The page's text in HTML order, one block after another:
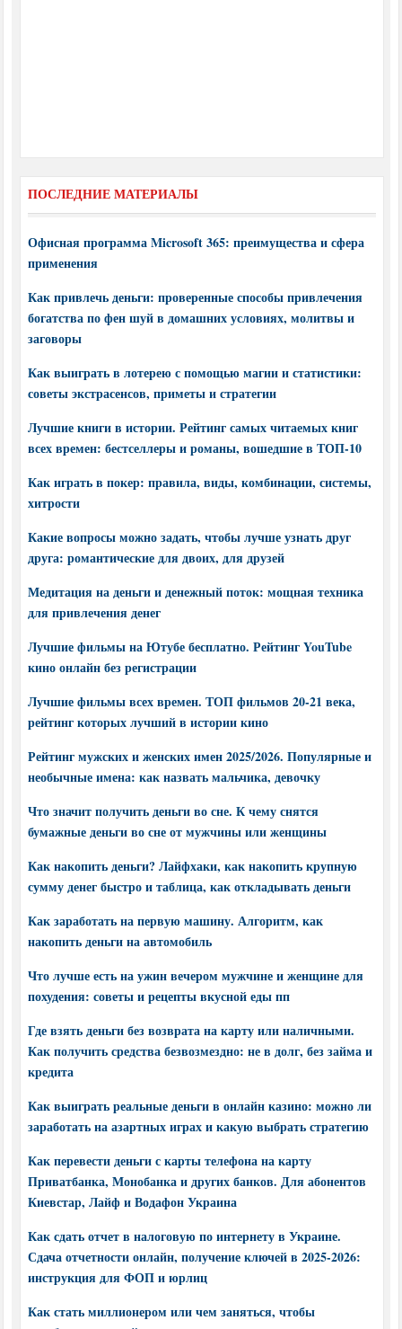
ПОСЛЕДНИЕ МАТЕРИАЛЫ
Офисная программа Microsoft 365: преимущества и сфера
применения
Как привлечь деньги: проверенные способы привлечения
богатства по фен шуй в домашних условиях, молитвы и
заговоры
Как выиграть в лотерею с помощью магии и статистики:
советы экстрасенсов, приметы и стратегии
Лучшие книги в истории. Рейтинг самых читаемых книг
всех времен: бестселлеры и романы, вошедшие в ТОП-10
Как играть в покер: правила, виды, комбинации, системы,
хитрости
Какие вопросы можно задать, чтобы лучше узнать друг
друга: романтические для двоих, для друзей
Медитация на деньги и денежный поток: мощная техника
для привлечения денег
Лучшие фильмы на Ютубе бесплатно. Рейтинг YouTube
кино онлайн без регистрации
Лучшие фильмы всех времен. ТОП фильмов 20-21 века,
рейтинг которых лучший в истории кино
Рейтинг мужских и женских имен 2025/2026. Популярные и
необычные имена: как назвать мальчика, девочку
Что значит получить деньги во сне. К чему снятся
бумажные деньги во сне от мужчины или женщины
Как накопить деньги? Лайфхаки, как накопить крупную
сумму денег быстро и таблица, как откладывать деньги
Как заработать на первую машину. Алгоритм, как
накопить деньги на автомобиль
Что лучше есть на ужин вечером мужчине и женщине для
похудения: советы и рецепты вкусной еды пп
Где взять деньги без возврата на карту или наличными.
Как получить средства безвозмездно: не в долг, без займа и
кредита
Как выиграть реальные деньги в онлайн казино: можно ли
заработать на азартных играх и какую выбрать стратегию
Как перевести деньги с карты телефона на карту
Приватбанка, Монобанка и других банков. Для абонентов
Киевстар, Лайф и Водафон Украина
Как сдать отчет в налоговую по интернету в Украине.
Сдача отчетности онлайн, получение ключей в 2025-2026:
инструкция для ФОП и юрлиц
Как стать миллионером или чем заняться, чтобы